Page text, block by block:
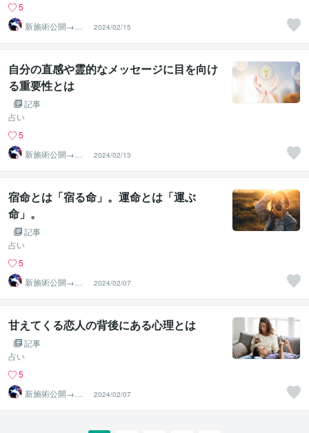
5
新施術公開→≪
相手意識強制変
化≫◆星桜龍
2024/02/15
自分の直感や霊的なメッセージに目を向け
る重要性とは
記事
占い
5
新施術公開→≪
相手意識強制変
化≫◆星桜龍
2024/02/13
宿命とは「宿る命」。運命とは「運ぶ
命」。
記事
占い
5
新施術公開→≪
相手意識強制変
化≫◆星桜龍
2024/02/07
甘えてくる恋人の背後にある心理とは
記事
占い
5
新施術公開→≪
相手意識強制変
化≫◆星桜龍
2024/02/07